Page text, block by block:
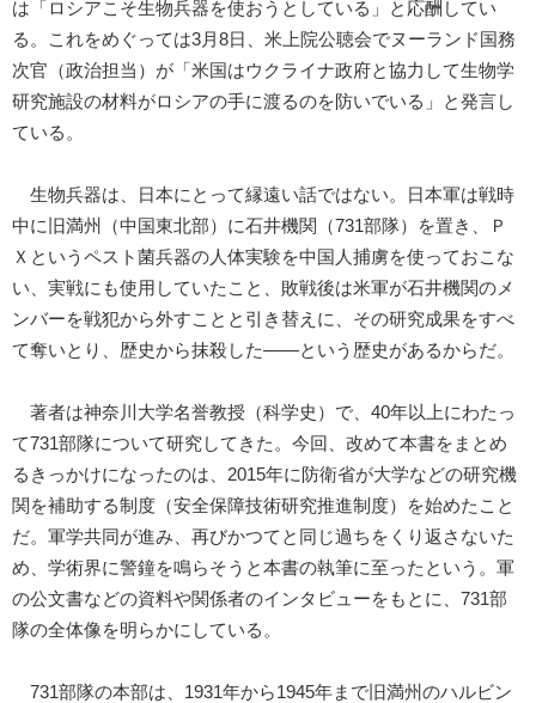
は「ロシアこそ生物兵器を使おうとしている」と応酬してい
る。これをめぐっては3月8日、米上院公聴会でヌーランド国務
次官（政治担当）が「米国はウクライナ政府と協力して生物学
研究施設の材料がロシアの手に渡るのを防いでいる」と発言し
ている。
生物兵器は、日本にとって縁遠い話ではない。日本軍は戦時
中に旧満州（中国東北部）に石井機関（731部隊）を置き、Ｐ
Ｘというペスト菌兵器の人体実験を中国人捕虜を使っておこな
い、実戦にも使用していたこと、敗戦後は米軍が石井機関のメ
ンバーを戦犯から外すことと引き替えに、その研究成果をすべ
て奪いとり、歴史から抹殺した――という歴史があるからだ。
著者は神奈川大学名誉教授（科学史）で、40年以上にわたっ
て731部隊について研究してきた。今回、改めて本書をまとめ
るきっかけになったのは、2015年に防衛省が大学などの研究機
関を補助する制度（安全保障技術研究推進制度）を始めたこと
だ。軍学共同が進み、再びかつてと同じ過ちをくり返さないた
め、学術界に警鐘を鳴らそうと本書の執筆に至ったという。軍
の公文書などの資料や関係者のインタビューをもとに、731部
隊の全体像を明らかにしている。
731部隊の本部は、1931年から1945年まで旧満州のハルビン